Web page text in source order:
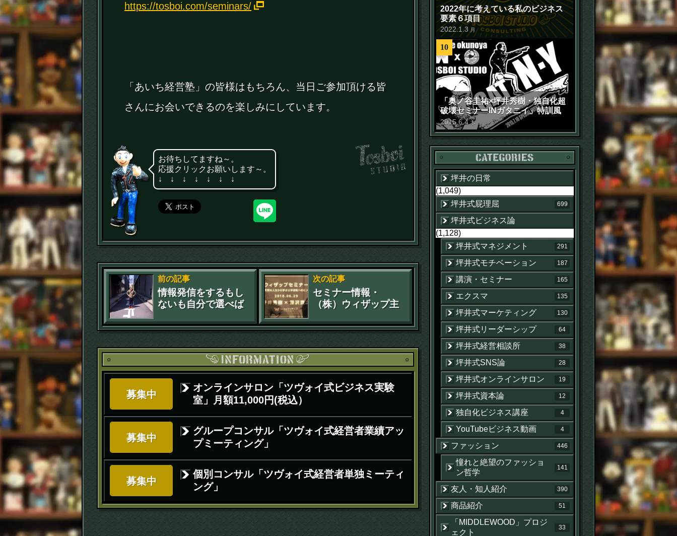
https://tosboi.com/seminars/
「あいち経営塾」の皆様はもちろん、当日ご参加頂ける皆
さんにお会いできるのを楽しみにしています。
お待ちしてますね～。
応援クリックお願いします～。
↓ ↓ ↓ ↓ ↓ ↓ ↓
前の記事
情報発信をするもし
ないも自分で選べば
次の記事
セミナー情報・
（株）ウィザップ主
ら学ぶから学ぶV字逆
ーIN新潟・ゲスト講
お知らせ
募集中
オンラインサロン「ツヴォイ式ビジネス実験
室」月額11,000円(税込）
募集中
グループコンサル「ツヴォイ式経営者業績アッ
プミーティング」
募集中
個別コンサル「ツヴォイ式経営者単独ミーティ
ング」
2022年に考えている私のビジネス
要素６項目
2022.1 .3 月
10
「奥ノ谷圭祐×坪井秀樹・独自化超
破壊セミナーINガタニイ」特訓風
景動画（苦笑）
2015.6.4 木
カテゴリー
坪井の日常
(1,049)
坪井式屁理屈
699
坪井式ビジネス論
(1,128)
坪井式マネジメント
291
坪井式モチベーション 187
講演・セミナー 165
エクスマ 135
坪井式マーケティング 130
坪井式リーダーシップ 64
坪井式経営相談所 38
坪井式SNS論 28
坪井式オンラインサロン 19
坪井式資本論 12
独自化ビジネス講座 4
YouTubeビジネス動画 4
ファッション 446
憧れと絶望のファッショ
ン哲学
141
友人・知人紹介 390
商品紹介 51
「MIDDLEWOOD」プロジ
ェクト
33